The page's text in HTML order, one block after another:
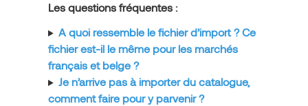
Les questions fréquentes :
A quoi ressemble le fichier d’import ? Ce
fichier est-il le même pour les marchés
français et belge ?
Je n’arrive pas à importer du catalogue,
comment faire pour y parvenir ?